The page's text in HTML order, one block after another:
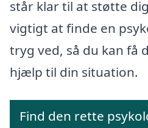
står klar til at støtte
vigtigt at finde en
tryg ved, så du kan få
hjælp til din situation.
Find den rette